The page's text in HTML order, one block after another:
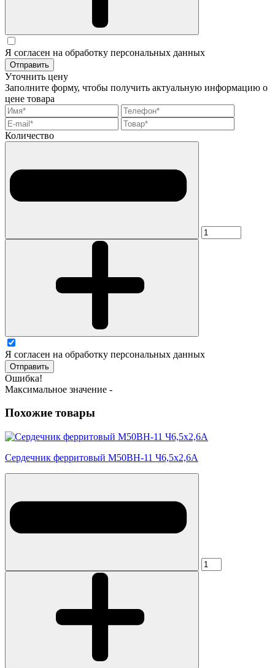
Я согласен на обработку персональных данных
Отправить
Уточнить цену
Заполните форму, чтобы получить актуальную информацию о
цене товара
Количество
Я согласен на обработку персональных данных
Отправить
Ошибка!
Максимальное значение -
Похожие товары
Сердечник ферритовый М50ВН-11 Ч6,5х2,6А